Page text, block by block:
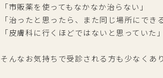
「市販薬を使ってもなかなか治らない」
「治ったと思ったら、また同じ場所にできる
「皮膚科に行くほどではないと思っていた」
そんなお気持ちで受診される方も少なくあ